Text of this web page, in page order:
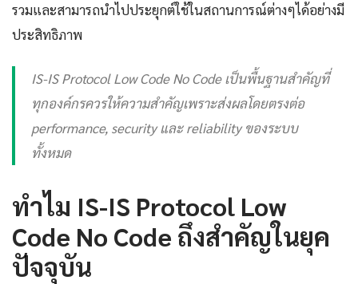
รวมและสามารถนำไปประยุกต์ใช้ในสถานการณ์ต่างๆได้อย่างมี
ประสิทธิภาพ
IS-IS Protocol Low Code No Code เป็นพื้นฐานสำคัญที่
ทุกองค์กรควรให้ความสำคัญเพราะส่งผลโดยตรงต่อ
performance, security และ reliability ของระบบ
ทั้งหมด
ทำไม IS-IS Protocol Low
Code No Code ถึงสำคัญในยุค
ปัจจุบัน